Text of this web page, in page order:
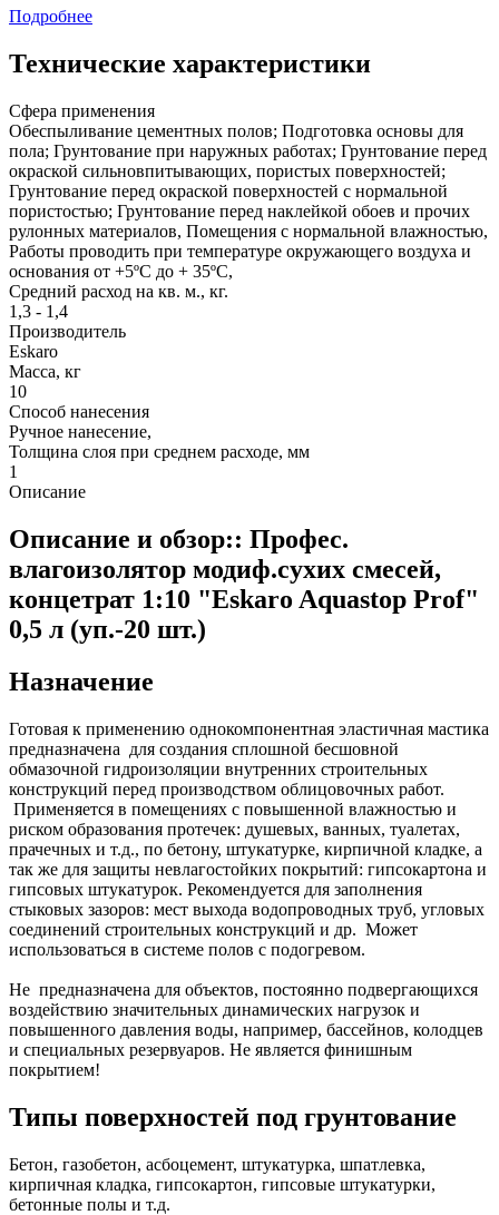
Подробнее
Технические характеристики
Сфера применения
Обеспыливание цементных полов; Подготовка основы для
пола; Грунтование при наружных работах; Грунтование перед
окраской сильновпитывающих, пористых поверхностей;
Грунтование перед окраской поверхностей с нормальной
пористостью; Грунтование перед наклейкой обоев и прочих
рулонных материалов, Помещения с нормальной влажностью,
Работы проводить при температуре окружающего воздуха и
основания от +5ºС до + 35ºС,
Средний расход на кв. м., кг.
1,3 - 1,4
Производитель
Eskaro
Масса, кг
10
Способ нанесения
Ручное нанесение,
Толщина слоя при среднем расходе, мм
1
Описание
Описание и обзор:: Профес.
влагоизолятор модиф.сухих смесей,
концетрат 1:10 "Eskaro Aquastop Prof"
0,5 л (уп.-20 шт.)
Назначение
Готовая к применению однокомпонентная эластичная мастика
предназначена для создания сплошной бесшовной
обмазочной гидроизоляции внутренних строительных
конструкций перед производством облицовочных работ.
Применяется в помещениях с повышенной влажностью и
риском образования протечек: душевых, ванных, туалетах,
прачечных и т.д., по бетону, штукатурке, кирпичной кладке, а
так же для защиты невлагостойких покрытий: гипсокартона и
гипсовых штукатурок. Рекомендуется для заполнения
стыковых зазоров: мест выхода водопроводных труб, угловых
соединений строительных конструкций и др. Может
использоваться в системе полов с подогревом.
Не предназначена для объектов, постоянно подвергающихся
воздействию значительных динамических нагрузок и
повышенного давления воды, например, бассейнов, колодцев
и специальных резервуаров. Не является финишным
покрытием!
Типы поверхностей под грунтование
Бетон, газобетон, асбоцемент, штукатурка, шпатлевка,
кирпичная кладка, гипсокартон, гипсовые штукатурки,
бетонные полы и т.д.